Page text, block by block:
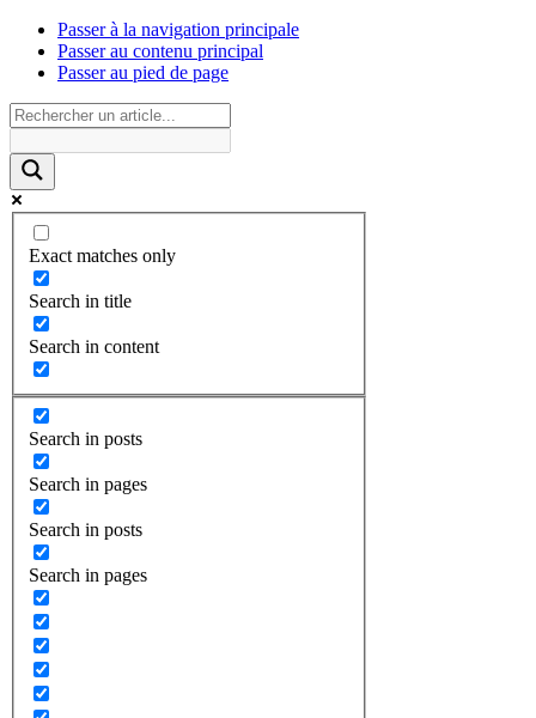
Passer à la navigation principale
Passer au contenu principal
Passer au pied de page
Exact matches only
Search in title
Search in content
Search in posts
Search in pages
Search in posts
Search in pages